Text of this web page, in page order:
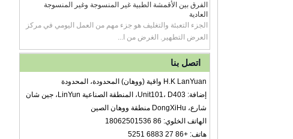
الفرق بين الأقمشة الطبية غير المنسوجة وغير المنسوجة
العادية
الجزء التعبئة والتغليف هو جزء مهم من العمل اليومي في مركز
العرض التطهير. الغرض من ا...
اتصل بنا
H.K LanYuan واقية (ووهان) المحدودة، المحدودة
إضافة: Unit101، D403، المنطقة الصناعية LinYun، جين شان
شارع، DongXiHu منطقة ووهان الصين
الهاتف الخلوي: 86 18062501536
هاتف: +86 27 6883 5251